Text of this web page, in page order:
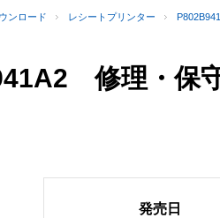
ンロード レシートプリンター
修理・保
発売日